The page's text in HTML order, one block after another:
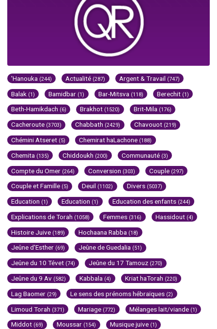
'Hanouka (244) Actualité (287) Argent & Travail (747)
Balak (1) Bamidbar (1) Bar-Mitsva (118) Berechit (1)
Beth-Hamikdach (6) Brakhot (1520) Brit-Mila (176)
Cacheroute (3703) Chabbath (2429) Chavouot (219)
Chémini Atseret (5) Chemirat haLachone (188)
Chemita (135) Chiddoukh (200) Communauté (3)
Compte du Omer (264) Conversion (303) Couple (297)
Couple et Famille (5) Deuil (1102) Divers (5037)
Education (1) Education (1) Education des enfants (244)
Explications de Torah (1058) Femmes (316) Hassidout (4)
Histoire Juive (189) Hochaana Rabba (18)
Jeûne d'Esther (69) Jeûne de Guedalia (51)
Jeûne du 10 Tévet (74) Jeûne du 17 Tamouz (270)
Jeûne du 9 Av (582) Kabbala (4) Kriat haTorah (220)
Lag Baomer (29) Le sens des prénoms hébraïques (2)
Limoud Torah (371) Mariage (772) Mélanges lait/viande (1)
Middot (69) Moussar (154) Musique juive (1)